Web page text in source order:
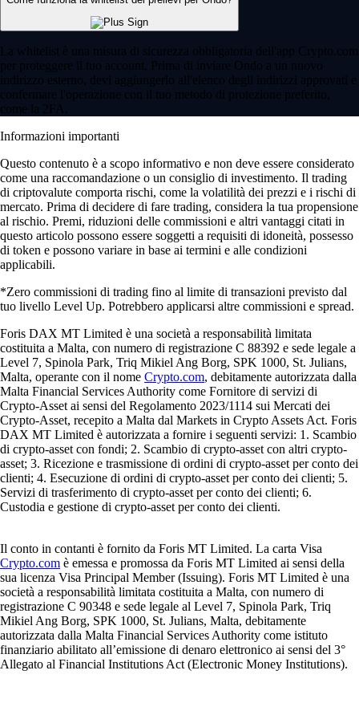
La whitelist è una misura di sicurezza obbligatoria dell'app Crypto.com
per proteggere il tuo account. Prima di inviare Ondo a un nuovo
indirizzo esterno, devi aggiungerlo all'elenco degli indirizzi approvati e
confermare l'operazione con il tuo metodo di protezione preferito,
come la 2FA.
Informazioni importanti
Questo contenuto è a scopo informativo e non deve essere considerato
come una raccomandazione o un consiglio di investimento. Il trading
di criptovalute comporta rischi, come la volatilità dei prezzi e i rischi di
mercato. Prima di decidere di fare trading, considera la tua propensione
al rischio. Premi, riduzioni delle commissioni e altri vantaggi citati in
questo articolo possono essere soggetti a requisiti di idoneità, possesso
di token e possono variare in base ai termini e alle condizioni
applicabili.
*Zero commissioni di trading fino al limite di transazioni previsto dal
tuo livello Level Up. Potrebbero applicarsi altre commissioni e spread.
Foris DAX MT Limited è una società a responsabilità limitata
costituita a Malta, con numero di registrazione C 88392 e sede legale a
Level 7, Spinola Park, Triq Mikiel Ang Borg, SPK 1000, St. Julians,
Malta, operante con il nome Crypto.com, debitamente autorizzata dalla
Malta Financial Services Authority come Fornitore di servizi di
Crypto-Asset ai sensi del Regolamento 2023/1114 sui Mercati dei
Crypto-Asset, recepito a Malta dal Markets in Crypto Assets Act. Foris
DAX MT Limited è autorizzata a fornire i seguenti servizi: 1. Scambio
di crypto-asset con fondi; 2. Scambio di crypto-asset con altri crypto-
asset; 3. Ricezione e trasmissione di ordini di crypto-asset per conto dei
clienti; 4. Esecuzione di ordini di crypto-asset per conto dei clienti; 5.
Servizi di trasferimento di crypto-asset per conto dei clienti; 6.
Custodia e gestione di crypto-asset per conto dei clienti.
Il conto in contanti è fornito da Foris MT Limited. La carta Visa
Crypto.com è emessa e promossa da Foris MT Limited ai sensi della
sua licenza Visa Principal Member (Issuing). Foris MT Limited è una
società a responsabilità limitata costituita a Malta, con numero di
registrazione C 90348 e sede legale al Level 7, Spinola Park, Triq
Mikiel Ang Borg, SPK 1000, St. Julians, Malta, debitamente
autorizzata dalla Malta Financial Services Authority come istituto
finanziario abilitato all’emissione di denaro elettronico ai sensi del 3°
Allegato al Financial Institutions Act (Electronic Money Institutions).